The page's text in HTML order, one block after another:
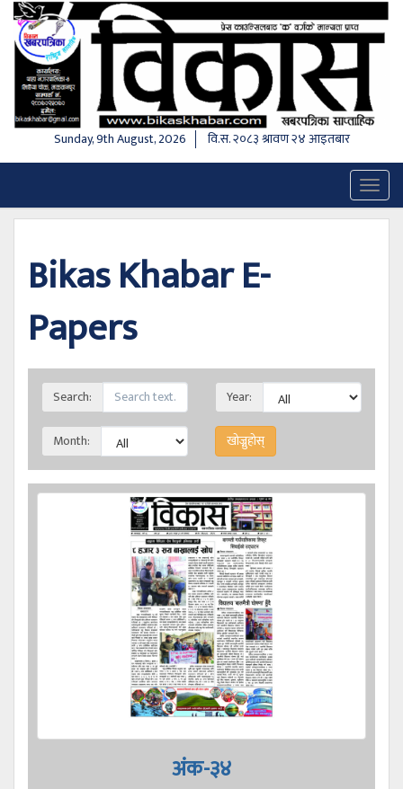
Sunday, 9th August, 2026 वि.स.२०८३ श्रावण २४ आइतबार
Bikas Khabar E-
Papers
Search: Year:
Month:
अंक-३४